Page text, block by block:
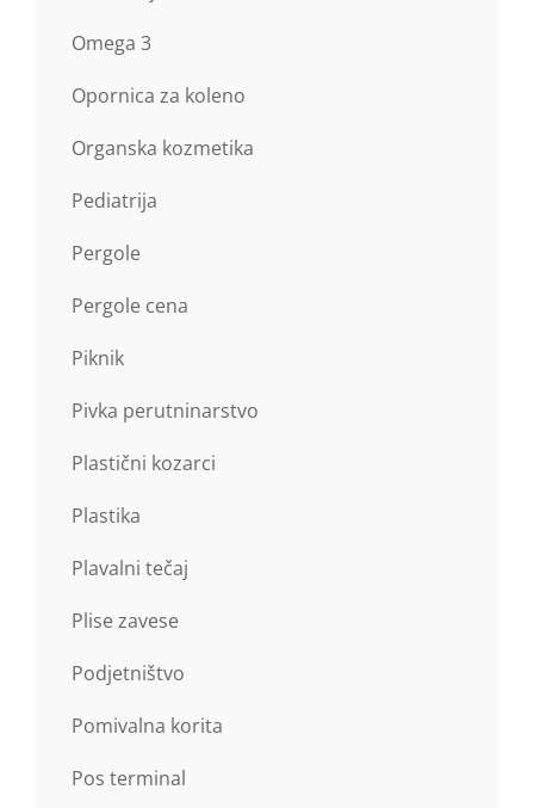
Omega 3
Opornica za koleno
Organska kozmetika
Pediatrija
Pergole
Pergole cena
Piknik
Pivka perutninarstvo
Plastični kozarci
Plastika
Plavalni tečaj
Plise zavese
Podjetništvo
Pomivalna korita
Pos terminal